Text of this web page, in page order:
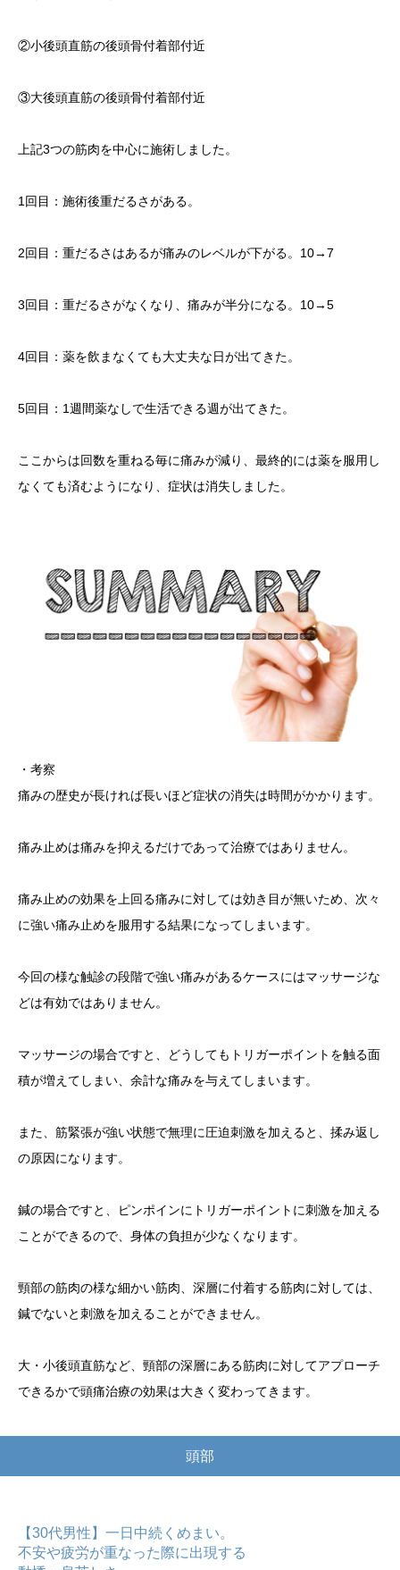
②小後頭直筋の後頭骨付着部付近
③大後頭直筋の後頭骨付着部付近
上記3つの筋肉を中心に施術しました。
1回目：施術後重だるさがある。
2回目：重だるさはあるが痛みのレベルが下がる。10→7
3回目：重だるさがなくなり、痛みが半分になる。10→5
4回目：薬を飲まなくても大丈夫な日が出てきた。
5回目：1週間薬なしで生活できる週が出てきた。
ここからは回数を重ねる毎に痛みが減り、最終的には薬を服用し
なくても済むようになり、症状は消失しました。
・考察
痛みの歴史が長ければ長いほど症状の消失は時間がかかります。
痛み止めは痛みを抑えるだけであって治療ではありません。
痛み止めの効果を上回る痛みに対しては効き目が無いため、次々
に強い痛み止めを服用する結果になってしまいます。
今回の様な触診の段階で強い痛みがあるケースにはマッサージな
どは有効ではありません。
マッサージの場合ですと、どうしてもトリガーポイントを触る面
積が増えてしまい、余計な痛みを与えてしまいます。
また、筋緊張が強い状態で無理に圧迫刺激を加えると、揉み返し
の原因になります。
鍼の場合ですと、ピンポインにトリガーポイントに刺激を加える
ことができるので、身体の負担が少なくなります。
頸部の筋肉の様な細かい筋肉、深層に付着する筋肉に対しては、
鍼でないと刺激を加えることができません。
大・小後頭直筋など、頸部の深層にある筋肉に対してアプローチ
できるかで頭痛治療の効果は大きく変わってきます。
頭部
【30代男性】一日中続くめまい。
不安や疲労が重なった際に出現する